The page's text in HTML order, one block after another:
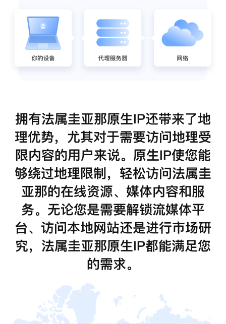
拥有法属圭亚那原生IP还带来了地
理优势，尤其对于需要访问地理受
限内容的用户来说。原生IP使您能
够绕过地理限制，轻松访问法属圭
亚那的在线资源、媒体内容和服
务。无论您是需要解锁流媒体平
台、访问本地网站还是进行市场研
究，法属圭亚那原生IP都能满足您
的需求。